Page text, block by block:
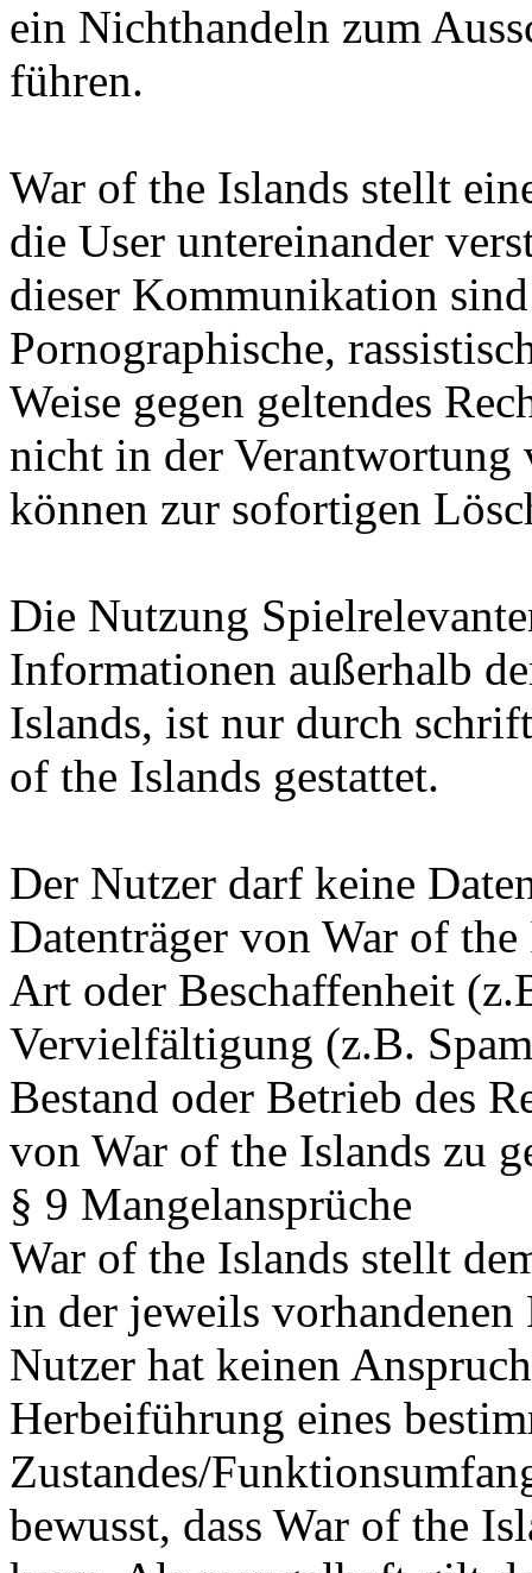
ein Nichthandeln zum
führen.
War of the Islands stellt
die User untereinander
dieser Kommunikation
Pornographische,
Weise gegen geltendes
nicht in der Verantwortung
können zur sofortigen
Die Nutzung
Informationen außerhalb
Islands, ist nur durch
of the Islands gestattet.
Der Nutzer darf keine
Datenträger von War of
Art oder Beschaffenheit
Vervielfältigung (z.B.
Bestand oder Betrieb des
von War of the Islands zu
§ 9 Mangelansprüche
War of the Islands stellt
in der jeweils
Nutzer hat keinen
Herbeiführung eines
Zustandes/
bewusst, dass War of the